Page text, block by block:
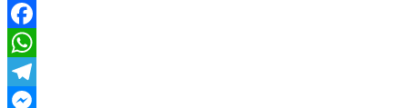
Facebook
WhatsApp
Telegram